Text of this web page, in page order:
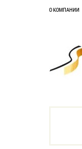
О КОМПАНИИ